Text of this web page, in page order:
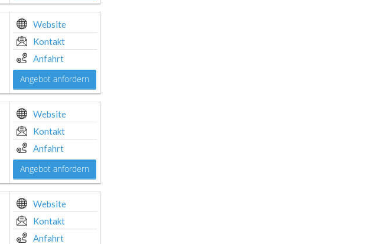
Website
Kontakt
Anfahrt
Angebot anfordern
Website
Kontakt
Anfahrt
Angebot anfordern
Website
Kontakt
Anfahrt